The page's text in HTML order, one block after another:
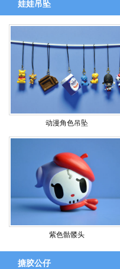
娃娃吊坠
动漫角色吊坠
紫色骷髅头
搪胶公仔